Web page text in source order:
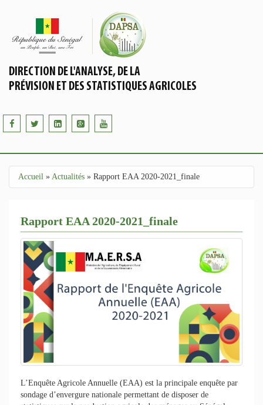
DIRECTION DE L'ANALYSE, DE LA
PRÉVISION ET DES STATISTIQUES AGRICOLES
Vous êtes ici
Accueil » Actualités » Rapport EAA 2020-2021_finale
Rapport EAA 2020-2021_finale
L’Enquête Agricole Annuelle (EAA) est la principale enquête par
sondage d’envergure nationale permettant de disposer de